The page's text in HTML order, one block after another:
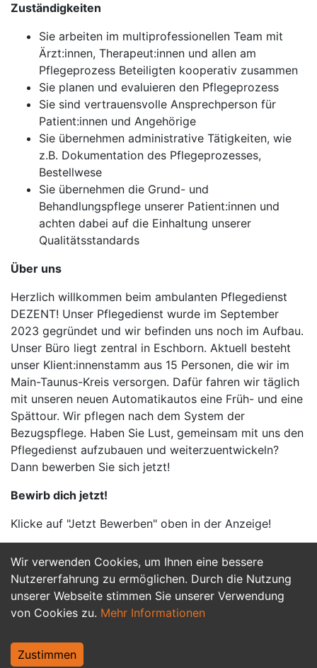
Wir verwenden Cookies, um Ihnen eine bessere
Nutzererfahrung zu ermöglichen. Durch die Nutzung
unserer Webseite stimmen Sie unserer Verwendung
von Cookies zu. Mehr Informationen
Zustimmen
Zuständigkeiten
Sie arbeiten im multiprofessionellen Team mit
Ärzt:innen, Therapeut:innen und allen am
Pflegeprozess Beteiligten kooperativ zusammen
Sie planen und evaluieren den Pflegeprozess
Sie sind vertrauensvolle Ansprechperson für
Patient:innen und Angehörige
Sie übernehmen administrative Tätigkeiten, wie
z.B. Dokumentation des Pflegeprozesses,
Bestellwese
Sie übernehmen die Grund- und
Behandlungspflege unserer Patient:innen und
achten dabei auf die Einhaltung unserer
Qualitätsstandards
Über uns
Herzlich willkommen beim ambulanten Pflegedienst
DEZENT! Unser Pflegedienst wurde im September
2023 gegründet und wir befinden uns noch im Aufbau.
Unser Büro liegt zentral in Eschborn. Aktuell besteht
unser Klient:innenstamm aus 15 Personen, die wir im
Main-Taunus-Kreis versorgen. Dafür fahren wir täglich
mit unseren neuen Automatikautos eine Früh- und eine
Spättour. Wir pflegen nach dem System der
Bezugspflege. Haben Sie Lust, gemeinsam mit uns den
Pflegedienst aufzubauen und weiterzuentwickeln?
Dann bewerben Sie sich jetzt!
Bewirb dich jetzt!
Klicke auf "Jetzt Bewerben" oben in der Anzeige!
Jetzt Bewerben